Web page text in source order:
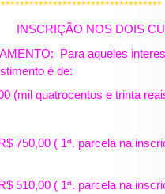
INSCRIÇÃO NOS DOIS
: Para aqueles
é de:
(mil quatrocentos e trinta
750,00 ( 1ª. parcela na
510,00 ( 1ª. parcela na